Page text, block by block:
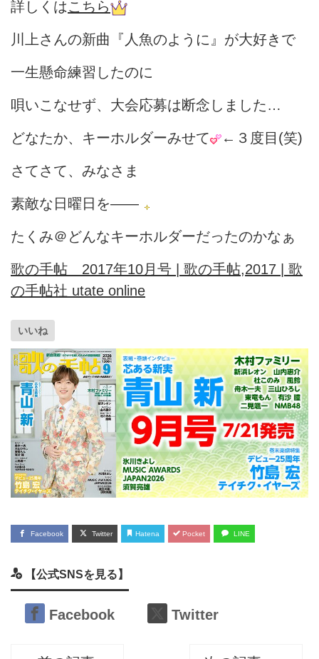
詳しくはこちら
川上さんの新曲『人魚のように』が大好きで
一生懸命練習したのに
唄いこなせず、大会応募は断念しました…
どなたか、キーホルダーみせて ←３度目(笑)
さてさて、みなさま
素敵な日曜日を――
たくみ＠どんなキーホルダーだったのかなぁ
歌の手帖 2017年10月号 | 歌の手帖,2017 | 歌
の手帖社 utate online
いいね
Facebook Twitter Hatena Pocket LINE
【公式SNSを見る】
Facebook Twitter